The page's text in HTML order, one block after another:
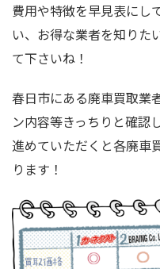
費用や特徴を早見表にし
い、お得な業者を知りた
て下さいね！
春日市にある廃車買取業
ン内容等きっちりと確認
進めていただくと各廃車
ります！